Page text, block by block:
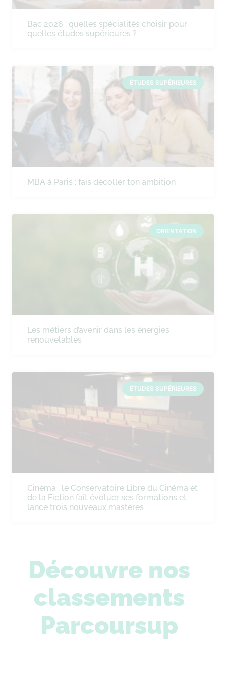
Bac 2026 : quelles spécialités choisir pour
quelles études supérieures ?
ÉTUDES SUPÉRIEURES
MBA à Paris : fais décoller ton ambition
ORIENTATION
Les métiers d’avenir dans les énergies
renouvelables
ÉTUDES SUPÉRIEURES
Cinéma : le Conservatoire Libre du Cinéma et
de la Fiction fait évoluer ses formations et
lance trois nouveaux mastères
Découvre nos
classements
Parcoursup